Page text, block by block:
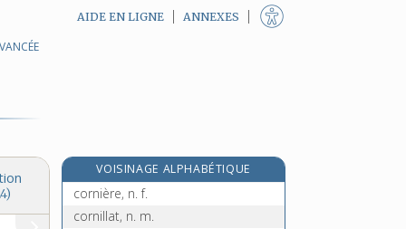
AIDE EN LIGNE ANNEXES
VOISINAGE ALPHABÉTIQUE
cornier, -ière, adj.
cornière, n. f.
cornillat, n. m.